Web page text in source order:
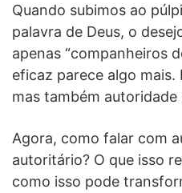
Quando subimos ao
palavra de Deus, o
apenas “companheiros
eficaz parece algo mais.
mas também autoridade
Agora, como falar com
autoritário? O que isso
como isso pode